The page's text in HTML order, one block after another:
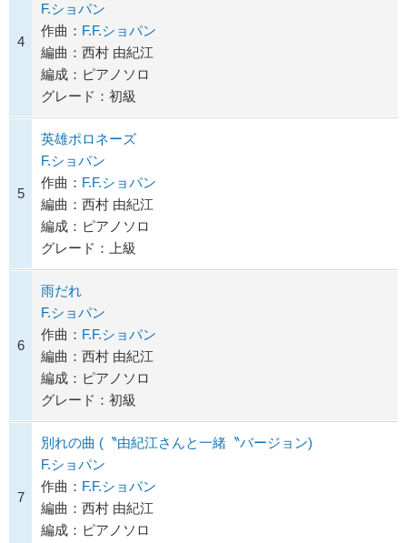
4
F.ショパン
作曲： F.F.ショパン
編曲：西村 由紀江
編成：ピアノソロ
グレード：初級
5
英雄ポロネーズ
F.ショパン
作曲： F.F.ショパン
編曲：西村 由紀江
編成：ピアノソロ
グレード：上級
6
雨だれ
F.ショパン
作曲： F.F.ショパン
編曲：西村 由紀江
編成：ピアノソロ
グレード：初級
7
別れの曲 (〝由紀江さんと一緒〝バージョン)
F.ショパン
作曲： F.F.ショパン
編曲：西村 由紀江
編成：ピアノソロ